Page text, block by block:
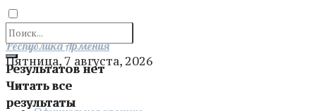
Результатов нет
Читать все
результаты
Отправить
Республика Армения
Пятница, 7 августа, 2026